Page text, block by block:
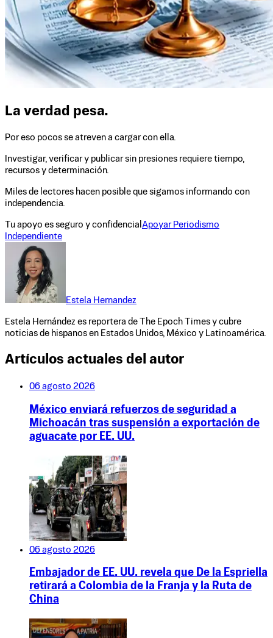
La verdad pesa.
Por eso pocos se atreven a cargar con ella.
Investigar, verificar y publicar sin presiones requiere tiempo,
recursos y determinación.
Miles de lectores hacen posible que sigamos informando con
independencia.
Tu apoyo es seguro y confidencial Apoyar Periodismo
Independiente
Estela Hernandez
Estela Hernández es reportera de The Epoch Times y cubre
noticias de hispanos en Estados Unidos, México y Latinoamérica.
Artículos actuales del autor
06 agosto 2026
México enviará refuerzos de seguridad a
Michoacán tras suspensión a exportación de
aguacate por EE. UU.
06 agosto 2026
Embajador de EE. UU. revela que De la Espriella
retirará a Colombia de la Franja y la Ruta de
China